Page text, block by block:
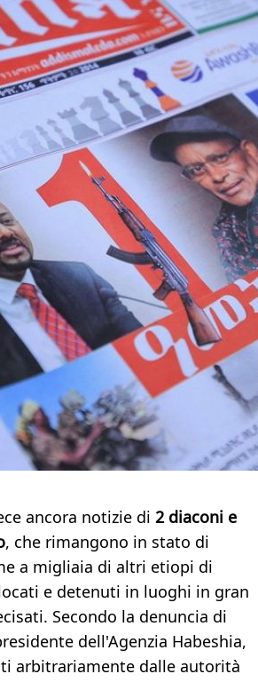
ancora notizie di 2 diaconi e
, che rimangono in stato di
a migliaia di altri etiopi di
e detenuti in luoghi in gran
Secondo la denuncia di
dell'Agenzia Habeshia,
arbitrariamente dalle autorità